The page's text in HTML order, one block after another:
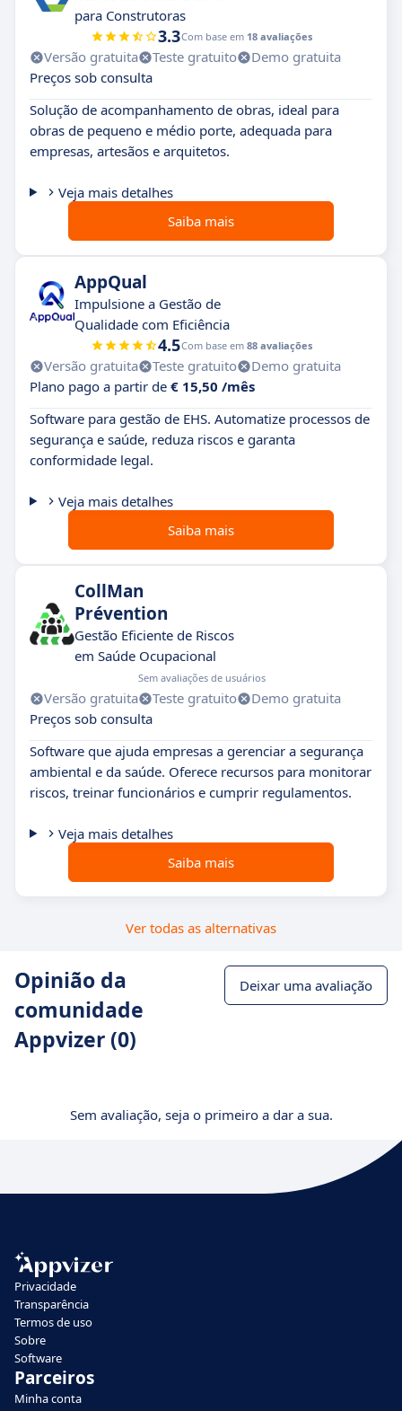
para Construtoras
3.3Com base em 18 avaliações
Versão gratuita Teste gratuito
Demo gratuita
Preços sob consulta
Solução de acompanhamento de obras, ideal para
obras de pequeno e médio porte, adequada para
empresas, artesãos e arquitetos.
Veja mais detalhes
Saiba mais
AppQual
Impulsione a Gestão de
Qualidade com Eficiência
4.5Com base em 88 avaliações
Versão gratuita Teste gratuito
Demo gratuita
Plano pago a partir de € 15,50 /mês
Software para gestão de EHS. Automatize processos de
segurança e saúde, reduza riscos e garanta
conformidade legal.
Veja mais detalhes
Saiba mais
CollMan
Prévention
Gestão Eficiente de Riscos
em Saúde Ocupacional
Sem avaliações de usuários
Versão gratuita Teste gratuito
Demo gratuita
Preços sob consulta
Software que ajuda empresas a gerenciar a segurança
ambiental e da saúde. Oferece recursos para monitorar
riscos, treinar funcionários e cumprir regulamentos.
Veja mais detalhes
Saiba mais
Ver todas as alternativas
Opinião da
comunidade
Appvizer (0)
Deixar uma avaliação
Sem avaliação, seja o primeiro a dar a sua.
Privacidade
Transparência
Termos de uso
Sobre
Software
Parceiros
Minha conta